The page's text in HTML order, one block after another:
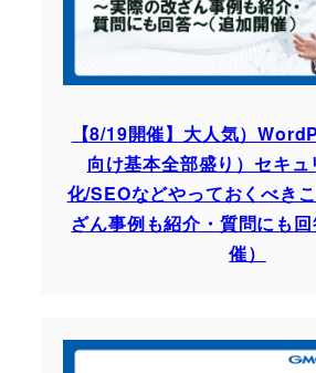
【8/19開催】大人気）
向け基本全部盛り）セキュ
化/SEOなどやっておくべき
ざん事例も紹介・質問にも
催）